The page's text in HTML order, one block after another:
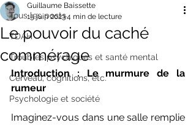
Tous les posts
TDAH
Troubles psychiques et santé mental
Cerveau, cognitions, etc.
Psychologie et société
Le pouvoir du caché
commérage
Guillaume Baissette
15 juin 20234 min de lecture
Introduction : Le murmure de la
rumeur
Imaginez-vous dans une salle remplie